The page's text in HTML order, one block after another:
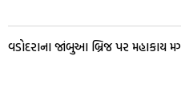
વડોદરાના જાંબુઆ બ્રિજ પર મહાકાય